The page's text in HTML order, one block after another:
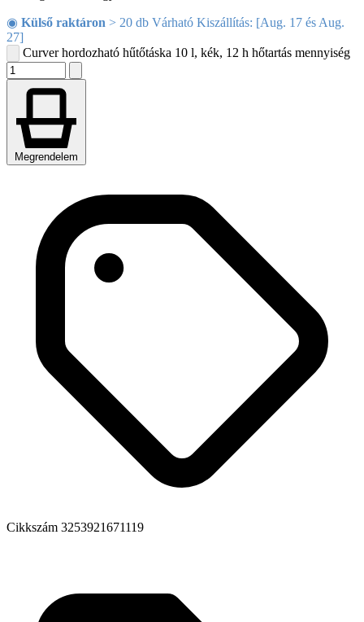
◉ Külső raktáron > 20 db Várható Kiszállítás: [Aug. 17 és Aug.
27]
Curver hordozható hűtőtáska 10 l, kék, 12 h hőtartás mennyiség
Megrendelem
Cikkszám 3253921671119